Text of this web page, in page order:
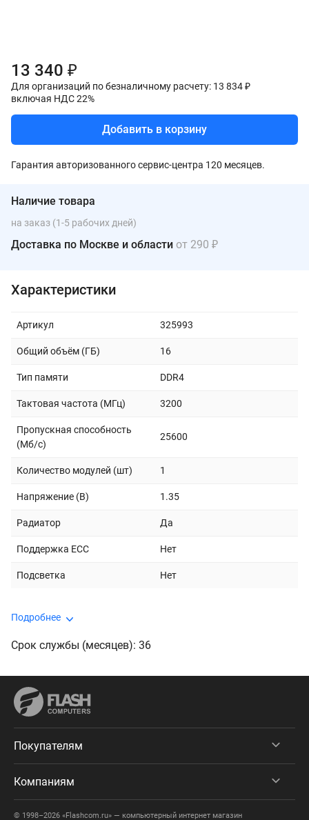
13 340 ₽
Для организаций по безналичному расчету: 13 834 ₽
включая НДС 22%
Добавить в корзину
Гарантия авторизованного сервис-центра 120 месяцев.
Наличие товара
на заказ (1-5 рабочих дней)
Доставка по Москве и области от 290 ₽
Характеристики
Артикул 325993
Общий объём (ГБ) 16
Тип памяти DDR4
Тактовая частота (МГц) 3200
Пропускная способность
(Мб/с)
25600
Количество модулей (шт) 1
Напряжение (В) 1.35
Радиатор Да
Поддержка ECC Нет
Подсветка Нет
Подробнее
Срок службы (месяцев): 36
Покупателям
Компаниям
© 1998–2026 «Flashcom.ru» — компьютерный интернет магазин